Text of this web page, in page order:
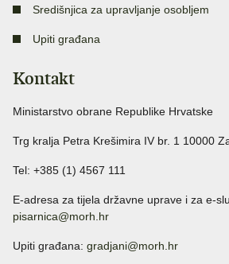
Središnjica za upravljanje osobljem
Upiti građana
Kontakt
Ministarstvo obrane Republike Hrvatske
Trg kralja Petra Krešimira IV br. 1 10000
Tel: +385 (1) 4567 111
E-adresa za tijela državne uprave i za e-
pisarnica@morh.hr
Upiti građana: gradjani@morh.hr